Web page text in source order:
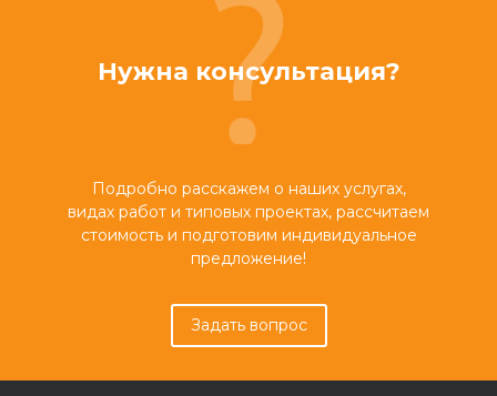
Нужна консультация?
Подробно расскажем о наших услугах,
видах работ и типовых проектах, рассчитаем
стоимость и подготовим индивидуальное
предложение!
Задать вопрос